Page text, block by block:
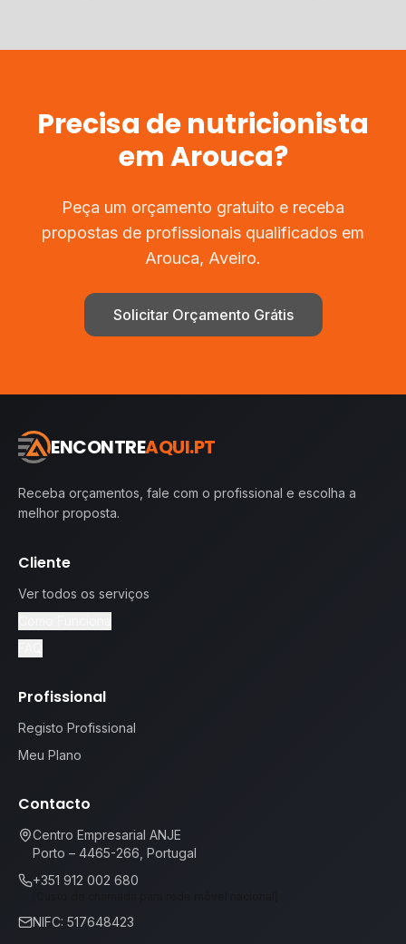
Precisa denutricionista
emArouca?
Peça um orçamento gratuito e receba
propostas de profissionais qualificados em
Arouca, Aveiro.
Solicitar Orçamento Grátis
ENCONTREAQUI.PT
Receba orçamentos, fale com o profissional e escolha a
melhor proposta.
Cliente
Ver todos os serviços
Profissional
Registo Profissional
Meu Plano
Contacto
Centro Empresarial ANJE
Porto – 4465-266, Portugal
+351 912 002 680
NIFC: 517648423